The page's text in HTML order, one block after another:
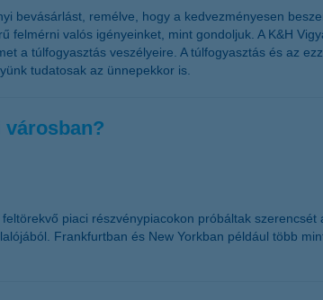
bevásárlást, remélve, hogy a kedvezményesen
felmérni valós igényeinket, mint gondoljuk. A K&H
a túlfogyasztás veszélyeire. A túlfogyasztás és az
tudatosak az ünnepekkor is.
városban?
piaci részvénypiacokon próbáltak
Frankfurtban és New Yorkban például több